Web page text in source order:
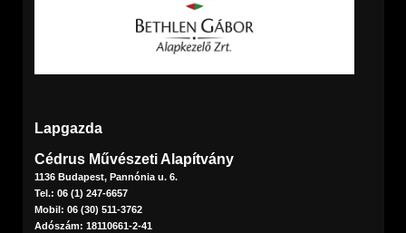
Lapgazda
Cédrus Művészeti Alapítvány
1136 Budapest, Pannónia u. 6.
Tel.: 06 (1) 247-6657
Mobil: 06 (30) 511-3762
Adószám: 18110661-2-41